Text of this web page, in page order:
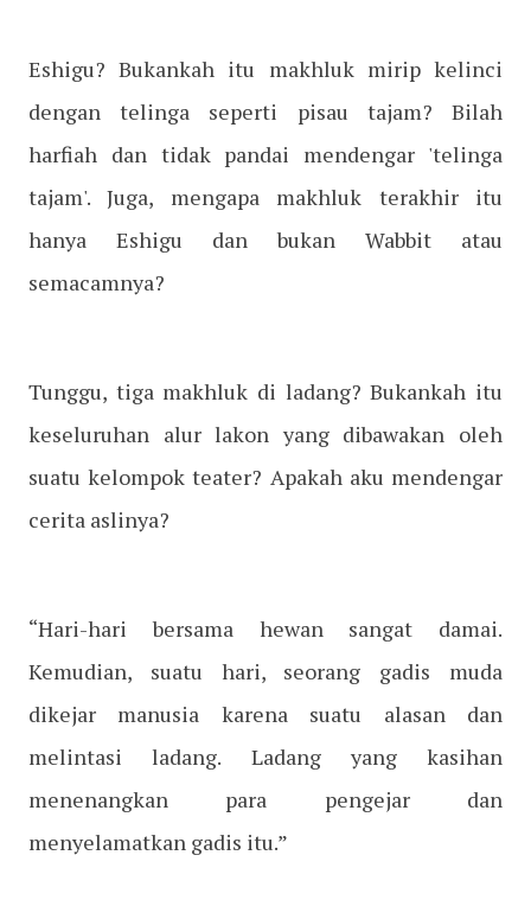
Eshigu? Bukankah itu makhluk mirip kelinci
dengan telinga seperti pisau tajam? Bilah
harfiah dan tidak pandai mendengar 'telinga
tajam'. Juga, mengapa makhluk terakhir itu
hanya Eshigu dan bukan Wabbit atau
semacamnya?
Tunggu, tiga makhluk di ladang? Bukankah itu
keseluruhan alur lakon yang dibawakan oleh
suatu kelompok teater? Apakah aku mendengar
cerita aslinya?
“Hari-hari bersama hewan sangat damai.
Kemudian, suatu hari, seorang gadis muda
dikejar manusia karena suatu alasan dan
melintasi ladang. Ladang yang kasihan
menenangkan para pengejar dan
menyelamatkan gadis itu.”